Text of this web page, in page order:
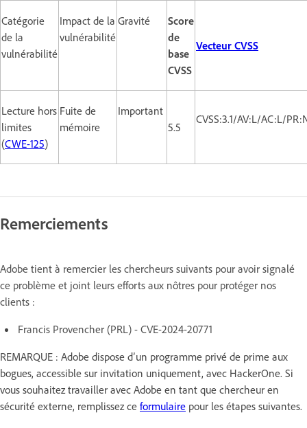
Catégorie
de la
vulnérabilité
Impact de la
vulnérabilité
Gravité
Score
de
base
CVSS
Vecteur CVSS
Lecture hors
limites
(CWE-125)
Fuite de
mémoire
Important
5.5
CVSS:3.1/AV:L/AC:L/
Remerciements
Adobe tient à remercier les chercheurs suivants pour avoir signalé
ce problème et joint leurs efforts aux nôtres pour protéger nos
clients :
Francis Provencher (PRL) - CVE-2024-20771
REMARQUE : Adobe dispose d’un programme privé de prime aux
bogues, accessible sur invitation uniquement, avec HackerOne. Si
vous souhaitez travailler avec Adobe en tant que chercheur en
sécurité externe, remplissez ce formulaire pour les étapes suivantes.